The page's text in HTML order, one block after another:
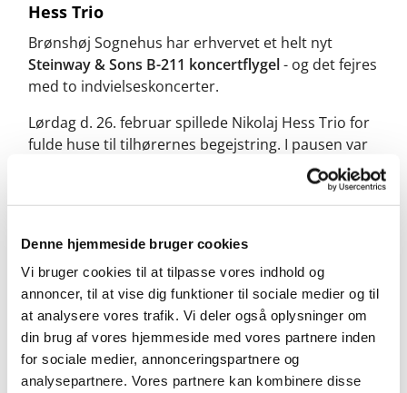
Denne hjemmeside bruger cookies
Vi bruger cookies til at tilpasse vores indhold og
annoncer, til at vise dig funktioner til sociale medier og til
at analysere vores trafik. Vi deler også oplysninger om
din brug af vores hjemmeside med vores partnere inden
for sociale medier, annonceringspartnere og
analysepartnere. Vores partnere kan kombinere disse
Hess Trio
Brønshøj Sognehus har erhvervet et helt nyt
Steinway & Sons B-211 koncertflygel- og det fejres
med to indvielseskoncerter.
Lørdag d. 26. februar spillede Nikolaj Hess Trio for
fulde huse til tilhørernes begejstring. I pausen var
der indvielsesreception med taler, vin og snacks.
Se flere billeder fra koncerten her.
Hvis du gik glip af koncerten, har du en ny chance
hvorpianist Søren Rastogispiller værker af Chopin,
Beethoven og Liszt - og senere får selskab afcellist
Janne Fredens. Sammen spiller de Johannes
Brahms 'Sonate for cello og klaver i F-dur, opus 99'.